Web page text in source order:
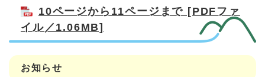
10ページから11ページまで [PDFファ
イル／1.06MB]
お知らせ